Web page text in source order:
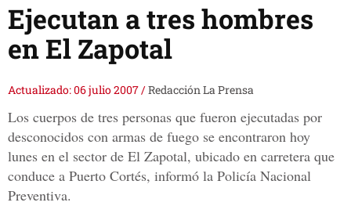
Ejecutan a tres hombres
en El Zapotal
Actualizado: 06 julio 2007/Redacción La Prensa
Los cuerpos de tres personas que fueron ejecutadas por
desconocidos con armas de fuego se encontraron hoy
lunes en el sector de El Zapotal, ubicado en carretera que
conduce a Puerto Cortés, informó la Policía Nacional
Preventiva.